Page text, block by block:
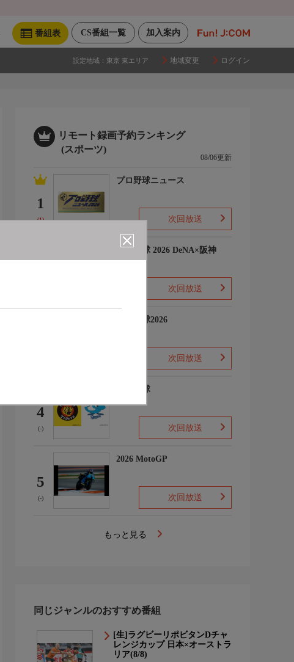
加入案内
CS番組一覧
番組表
設定地域： 東京 東エリア 地域変更 ログイン
リモート録画予約ランキング
(スポーツ)
08/06更新
1
(1)
プロ野球ニュース
次回放送
プロ野球 2026 DeNA×阪神
次回放送
プロ野球2026
次回放送
4
(-)
プロ野球
次回放送
5
(-)
2026 MotoGP
次回放送
もっと見る
同じジャンルのおすすめ番組
[生]ラグビーリポビタンDチャ
レンジカップ 日本×オーストラ
リア(8/8)